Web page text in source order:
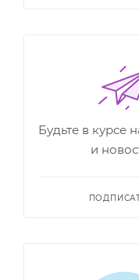
Будьте в курсе
и